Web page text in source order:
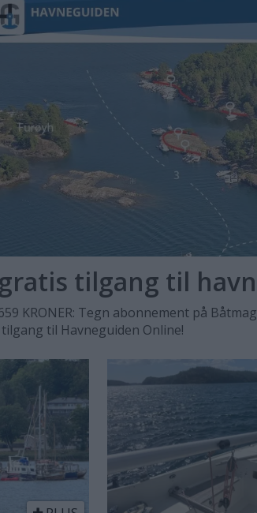
tilgang til
KRONER: Tegn abonnement på
til Havneguiden Online!